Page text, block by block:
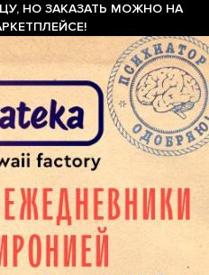
НО ЗАКАЗАТЬ МОЖНО НА